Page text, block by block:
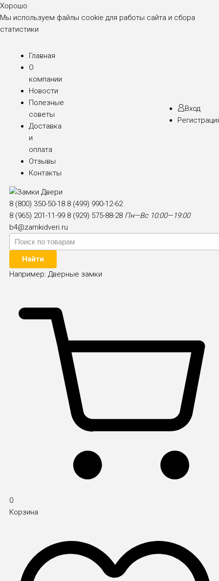
Хорошо
Мы используем файлы cookie для работы сайта и сбора
статистики
Главная
О
компании
Новости
Полезные
советы
Доставка
и
оплата
Отзывы
Контакты
Вход
8 (800) 350-50-18 8 (499) 990-12-62
8 (965) 201-11-99 8 (929) 575-88-28 Пн—Вс 10:00—19:00
b4@zamkidveri.ru
Найти
Например:Дверные замки
0
Корзина